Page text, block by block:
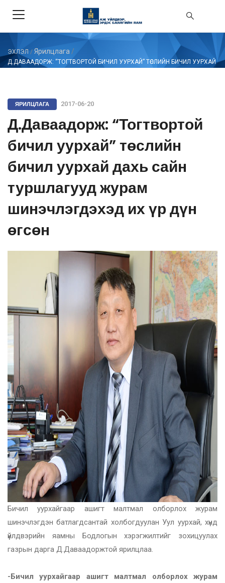
ЭХЛЭЛ / Ярилцлага /
Д.ДАВААДОРЖ: “ТОГТВОРТОЙ БИЧИЛ УУРХАЙ” ТӨСЛИЙН БИЧИЛ УУРХАЙ
ЯРИЛЦЛАГА 2017-06-20
Д.Даваадорж: “Тогтвортой
бичил уурхай” төслийн
бичил уурхай дахь сайн
туршлагууд журам
шинэчлэгдэхэд их үр дүн
өгсөн
Бичил уурхайгаар ашигт малтмал олборлох журам
шинэчлэгдэн батлагдсантай холбогдуулан Уул уурхай, хүнд
үйлдвэрийн яамны Бодлогын хэрэгжилтийг зохицуулах
газрын дарга Д.Даваадоржтой ярилцлаа.
-Бичил уурхайгаар ашигт малтмал олборлох журам